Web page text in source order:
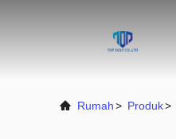
Rumah> Produk>